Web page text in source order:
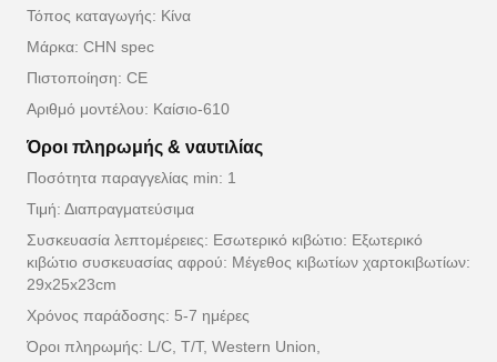
Τόπος καταγωγής: Κίνα
Μάρκα: CHN spec
Πιστοποίηση: CE
Αριθμό μοντέλου: Καίσιο-610
Όροι πληρωμής & ναυτιλίας
Ποσότητα παραγγελίας min: 1
Τιμή: Διαπραγματεύσιμα
Συσκευασία λεπτομέρειες: Εσωτερικό κιβώτιο: Εξωτερικό
κιβώτιο συσκευασίας αφρού: Μέγεθος κιβωτίων χαρτοκιβωτίων:
29x25x23cm
Χρόνος παράδοσης: 5-7 ημέρες
Όροι πληρωμής: L/C, T/T, Western Union,